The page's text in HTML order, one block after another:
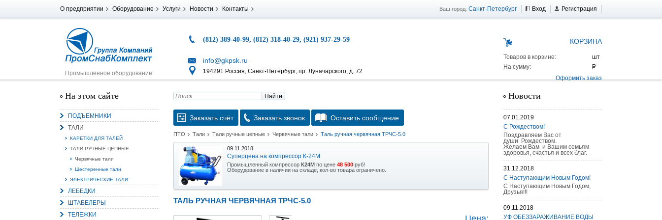
О предприятии Оборудование Услуги Новости Контакты Ваш город: Санкт-Петербург Вход Регистрация
Промышленное оборудование
(812) 389-40-99, (812) 318-40-29, (921) 937-29-59
info@gkpsk.ru
194291 Россия, Санкт-Петербург, пр. Луначарского, д. 72
КОРЗИНА
Товаров в корзине:
На сумму:
Оформить заказ
На этом сайте
ПОДЪЕМНИКИ
ТАЛИ
КАРЕТКИ ДЛЯ ТАЛЕЙ
ТАЛИ РУЧНЫЕ ЦЕПНЫЕ
Червячные тали
Шестеренные тали
ЭЛЕКТРИЧЕСКИЕ ТАЛИ
ЛЕБЕДКИ
ШТАБЕЛЕРЫ
ТЕЛЕЖКИ
Найти
Заказать счёт Заказать звонок Оставить сообщение
ПТО Тали Тали ручные цепные Червячные тали Таль ручная червячная ТРЧС-5.0
09.11.2018
Суперцена на компрессор К-24М
Промышленный компрессор К24М по цене 48 500 руб!
Оборудование в наличии на складе, кол-во товара ограничено.
15.10.2018
Уникальная возможность приобрести (в наличии на складе) тележку гидравлическую AS 25 г/п
ТАЛЬ РУЧНАЯ ЧЕРВЯЧНАЯ ТРЧС-5.0
Новости
07.01.2019
С Рождеством!
Поздравляем Вас от
души Рождеством.
Желаем Вам и Вашим семьям
здоровья, счастья и всех благ.
31.12.2018
С Наступающим Новым Годом!
С Наступающим Новым Годом,
Друзья!!!
09.11.2018
УФ ОБЕЗЗАРАЖИВАНИЕ ВОДЫ